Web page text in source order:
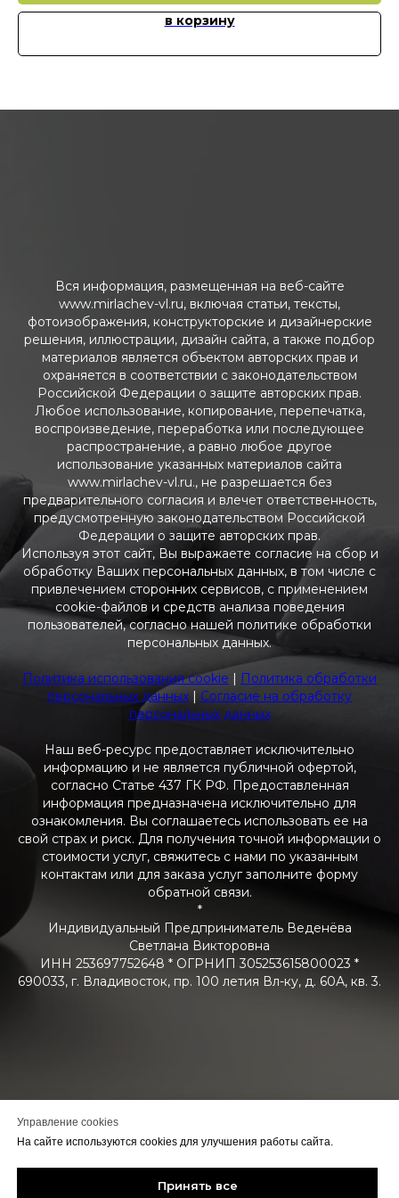
в корзину
Вся информация, размещенная на веб-сайте
www.mirlachev-vl.ru, включая статьи, тексты,
фотоизображения, конструкторские и дизайнерские
решения, иллюстрации, дизайн сайта, а также подбор
материалов является объектом авторских прав и
охраняется в соответствии с законодательством
Российской Федерации о защите авторских прав.
Любое использование, копирование, перепечатка,
воспроизведение, переработка или последующее
распространение, а равно любое другое
использование указанных материалов сайта
www.mirlachev-vl.ru., не разрешается без
предварительного согласия и влечет ответственность,
предусмотренную законодательством Российской
Федерации о защите авторских прав.
Используя этот сайт, Вы выражаете согласие на сбор и
обработку Ваших персональных данных, в том числе с
привлечением сторонних сервисов, с применением
cookie-файлов и средств анализа поведения
пользователей, согласно нашей политике обработки
персональных данных.
Политика использования cookie | Политика обработки
персональных данных | Согласие на обработку
персональных данных
Наш веб-ресурс предоставляет исключительно
информацию и не является публичной офертой,
согласно Статье 437 ГК РФ. Предоставленная
информация предназначена исключительно для
ознакомления. Вы соглашаетесь использовать ее на
свой страх и риск. Для получения точной информации о
стоимости услуг, свяжитесь с нами по указанным
контактам или для заказа услуг заполните форму
обратной связи.
*
Индивидуальный Предприниматель Веденёва
Светлана Викторовна
ИНН 253697752648 * ОГРНИП 305253615800023 *
690033, г. Владивосток, пр. 100 летия Вл-ку, д. 60А, кв. 3.
Управление cookies
На сайте используются cookies для улучшения работы сайта.
Принять все